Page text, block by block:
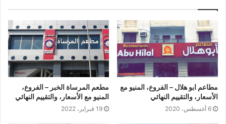
مطاعم ابو هلال – الفروع، المنيو مع
الأسعار، والتقييم النهائي
6 أغسطس، 2020
مطعم المرساة الخبر – الفروع،
المنيو مع الأسعار، والتقييم النهائي
19 فبراير، 2022